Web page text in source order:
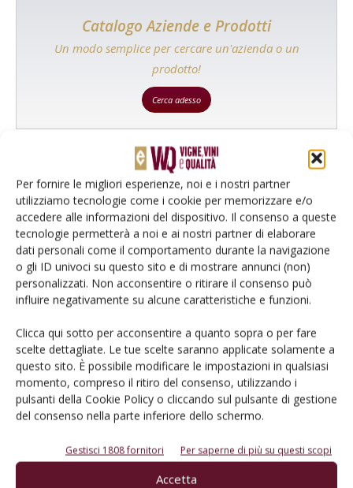
Per fornire le migliori esperienze, noi e i nostri partner
utilizziamo tecnologie come i cookie per memorizzare e/o
accedere alle informazioni del dispositivo. Il consenso a queste
tecnologie permetterà a noi e ai nostri partner di elaborare
dati personali come il comportamento durante la navigazione
o gli ID univoci su questo sito e di mostrare annunci (non)
personalizzati. Non acconsentire o ritirare il consenso può
influire negativamente su alcune caratteristiche e funzioni.
Clicca qui sotto per acconsentire a quanto sopra o per fare
scelte dettagliate. Le tue scelte saranno applicate solamente a
questo sito. È possibile modificare le impostazioni in qualsiasi
momento, compreso il ritiro del consenso, utilizzando i
pulsanti della Cookie Policy o cliccando sul pulsante di gestione
del consenso nella parte inferiore dello schermo.
Gestisci 1808 fornitori Per saperne di più su questi scopi
Accetta
Catalogo Aziende e Prodotti
Un modo semplice per cercare un'azienda o un
prodotto!
Cerca adesso
L'Esperto risponde
I consigli di Terra e Vita agli agricoltori
Cerca adesso
Dalla stessa categoria
RICERCA